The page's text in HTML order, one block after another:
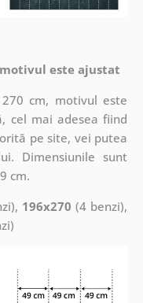
este ajustat
cm, motivul este
cel mai adesea fiind
pe site, vei putea
Dimensiunile sunt
cm.
196x270 (4 benzi),